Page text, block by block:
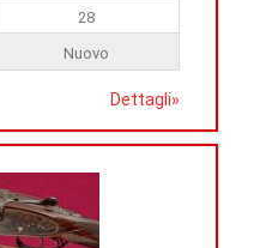
28
Nuovo
Dettagli»